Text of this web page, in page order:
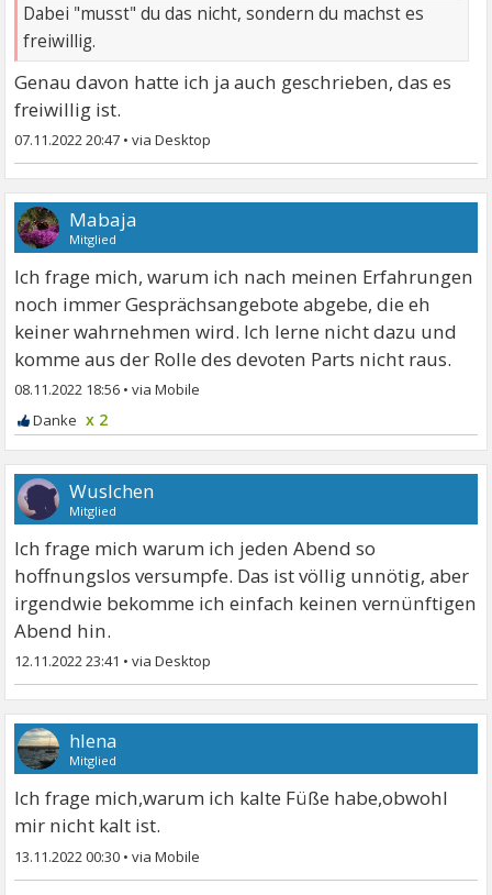
Dabei "musst" du das nicht, sondern du machst es
freiwillig.
Genau davon hatte ich ja auch geschrieben, das es
freiwillig ist.
07.11.2022 20:47 •
Mabaja
Mitglied
Ich frage mich, warum ich nach meinen Erfahrungen
noch immer Gesprächsangebote abgebe, die eh
keiner wahrnehmen wird. Ich lerne nicht dazu und
komme aus der Rolle des devoten Parts nicht raus.
08.11.2022 18:56 •
x 2
Wuslchen
Mitglied
Ich frage mich warum ich jeden Abend so
hoffnungslos versumpfe. Das ist völlig unnötig, aber
irgendwie bekomme ich einfach keinen vernünftigen
Abend hin.
12.11.2022 23:41 •
hlena
Mitglied
Ich frage mich,warum ich kalte Füße habe,obwohl
mir nicht kalt ist.
13.11.2022 00:30 •